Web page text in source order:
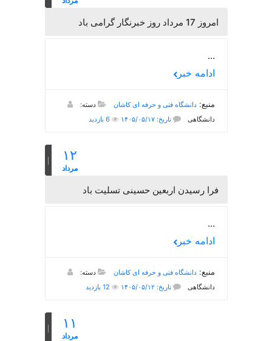
امروز
...
ادامه خبر
منبع:دانشگاه فنی و حرفه ای کاشان
دسته:
دانشگاهی
تاریخ: ۱۴۰۵/۰۵/۱۷ 6 بازدید
۱۲
مرداد
فرا رسیدن اربعین حسینی تسلیت باد
...
ادامه خبر
منبع:دانشگاه فنی و حرفه ای کاشان
دسته:
دانشگاهی
تاریخ: ۱۴۰۵/۰۵/۱۲
۱۱
مرداد